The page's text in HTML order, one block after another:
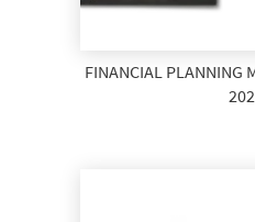
FINANCIAL PLANNING